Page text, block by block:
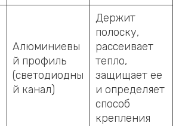
Алюминиевы
й профиль
(светодиодны
й канал)
Держит
полоску,
рассеивает
тепло,
защищает ее
и определяет
способ
крепления